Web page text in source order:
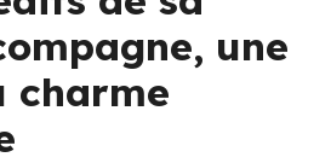
une
charme